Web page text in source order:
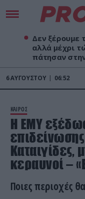
Δεν ξέρουμε
αλλά μέχρι
πάτησαν
6ΑΥΓΟΎΣΤΟΥ 06:52
ΚΑΙΡΟΣ
Η ΕΜΥ
Καταιγίδες,
κεραυνοί –
Ποιες περιοχές